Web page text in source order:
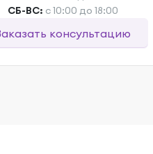
СБ-ВС: с 10:00 до 18:00
консультацию